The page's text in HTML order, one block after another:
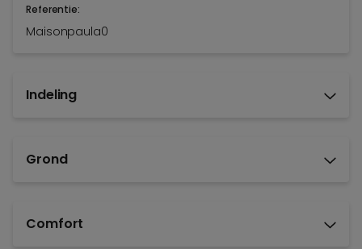
Referentie:
Maisonpaula0
Indeling
Grond
Comfort